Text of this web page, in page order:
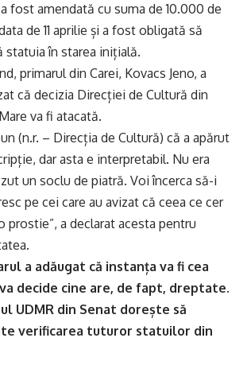
fost amendată cu suma de 10.000 de
de 11 aprilie și a fost obligată să
statuia în starea inițială.
primarul din Carei, Kovacs Jeno, a
că decizia Direcției de Cultură din
va fi atacată.
(n.r. – Direcția de Cultură) că a apărut
dar asta e interpretabil. Nu era
un soclu de piatră. Voi încerca să-i
pe cei care au avizat că ceea ce cer
prostie”, a declarat acesta pentru
a adăugat că instanța va fi cea
decide cine are, de fapt, dreptate.
UDMR din Senat dorește să
verificarea tuturor statuilor din